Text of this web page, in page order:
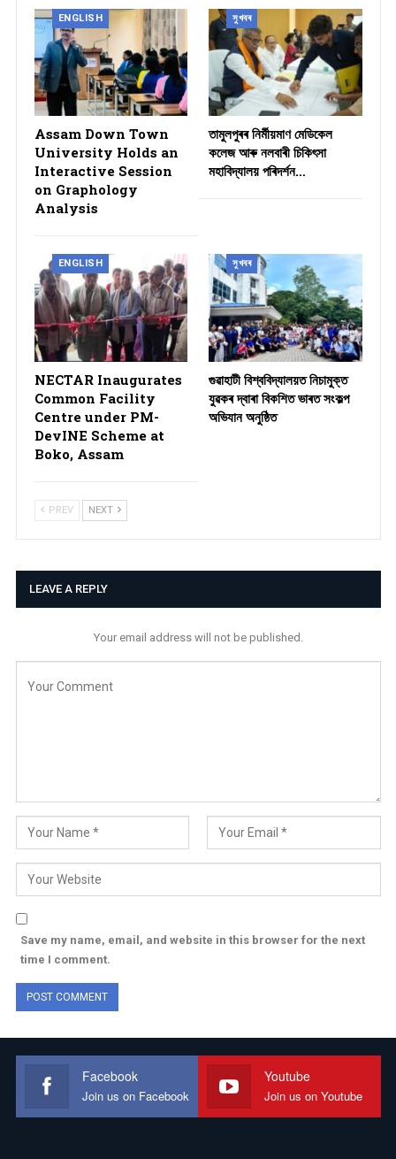
ENGLISH
Assam Down Town
University Holds an
Interactive Session
on Graphology
Analysis
সুখবৰ
তামুলপুৰৰ নিৰ্মীয়মাণ মেডিকেল
কলেজ আৰু নলবাৰী চিকিৎসা
মহাবিদ্যালয় পৰিদৰ্শন…
ENGLISH
NECTAR Inaugurates
Common Facility
Centre under PM-
DevINE Scheme at
Boko, Assam
সুখবৰ
গুৱাহাটী বিশ্ববিদ্যালয়ত নিচামুক্ত
যুৱকৰ দ্বাৰা বিকশিত ভাৰত সংকল্প
অভিযান অনুষ্ঠিত
PREV NEXT
LEAVE A REPLY
Your email address will not be published.
Save my name, email, and website in this browser for the next
time I comment.
Facebook
Join us on Facebook
Youtube
Join us on Youtube